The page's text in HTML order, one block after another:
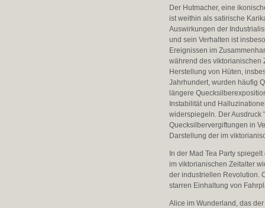
Der Hutmacher, eine
ist weithin als satirische
Auswirkungen der
und sein Verhalten ist
Ereignissen im
während des viktorianischen
Herstellung von Hüten,
Jahrhundert, wurden häufig
längere
Instabilität und
widerspiegeln. Der Ausdruck
Quecksilbervergiftungen in
Darstellung der im
In der Mad Tea Party
im viktorianischen Zeitalter
der industriellen Revolution.
starren Einhaltung von
Alice im Wunderland, das